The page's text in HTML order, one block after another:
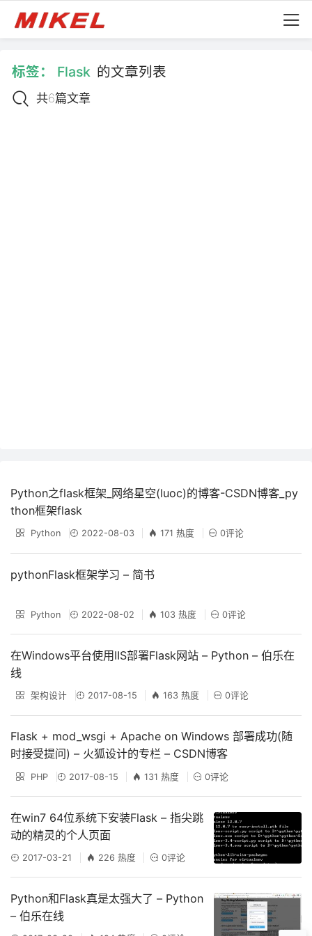
标签： Flask 的文章列表
共6篇文章
Python之flask框架_网络星空(luoc)的博客-CSDN博客_py
thon框架flask
Python 2022-08-03 171 热度 0评论
pythonFlask框架学习 – 简书
Python 2022-08-02 103 热度 0评论
在Windows平台使用IIS部署Flask网站 – Python – 伯乐在
线
架构设计 2017-08-15 163 热度 0评论
Flask + mod_wsgi + Apache on Windows 部署成功(随
时接受提问) – 火狐设计的专栏 – CSDN博客
PHP 2017-08-15 131 热度 0评论
在win7 64位系统下安装Flask – 指尖跳
动的精灵的个人页面
2017-03-21 226 热度 0评论
Python和Flask真是太强大了 – Python
– 伯乐在线